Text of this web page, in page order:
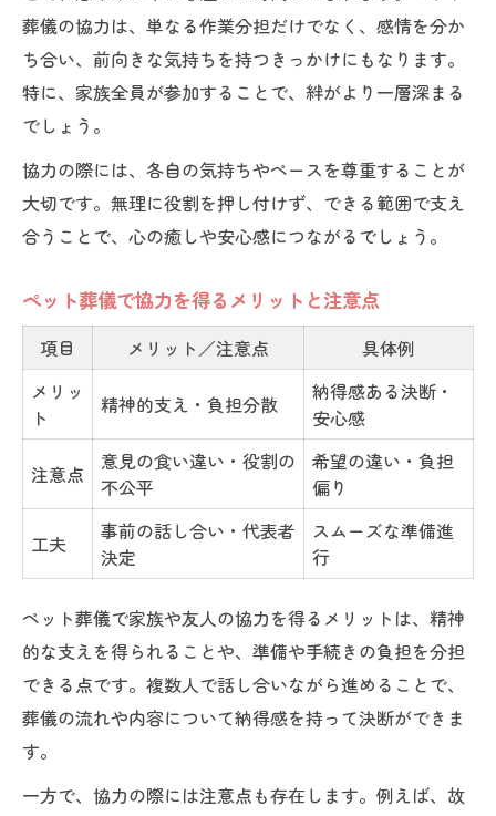
葬儀の協力は、単なる作業分担だけでなく、感情を分か
ち合い、前向きな気持ちを持つきっかけにもなります。
特に、家族全員が参加することで、絆がより一層深まる
でしょう。
協力の際には、各自の気持ちやペースを尊重することが
大切です。無理に役割を押し付けず、できる範囲で支え
合うことで、心の癒しや安心感につながるでしょう。
ペット葬儀で協力を得るメリットと注意点
項目 メリット／注意点
具体例
メリッ
ト
精神的支え・負担分散
納得感ある決断・
安心感
注意点
意見の食い違い・役割の
不公平
希望の違い・負担
偏り
工夫
事前の話し合い・代表者
決定
スムーズな準備進
行
ペット葬儀で家族や友人の協力を得るメリットは、精神
的な支えを得られることや、準備や手続きの負担を分担
できる点です。複数人で話し合いながら進めることで、
葬儀の流れや内容について納得感を持って決断ができま
す。
一方で、協力の際には注意点も存在します。例えば、故